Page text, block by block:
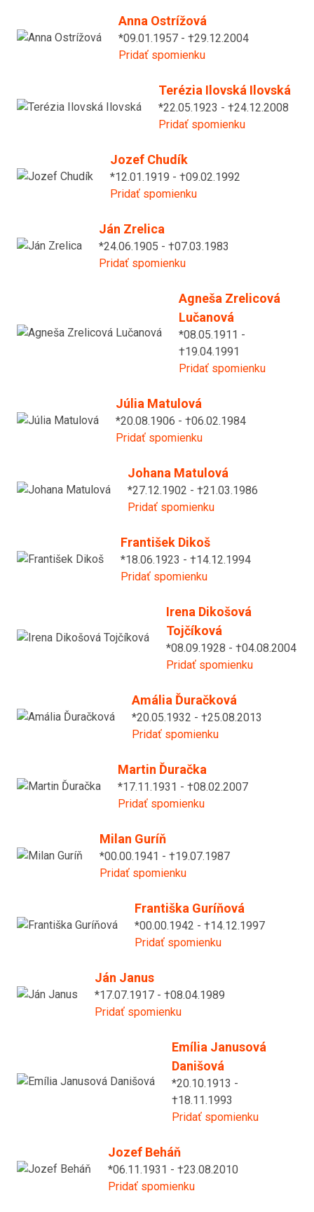
Anna Ostrížová
*09.01.1957 - †29.12.2004
Pridať spomienku
Terézia Ilovská Ilovská
*22.05.1923 - †24.12.2008
Pridať spomienku
Jozef Chudík
*12.01.1919 - †09.02.1992
Pridať spomienku
Ján Zrelica
*24.06.1905 - †07.03.1983
Pridať spomienku
Agneša Zrelicová
Lučanová
*08.05.1911 -
†19.04.1991
Pridať spomienku
Júlia Matulová
*20.08.1906 - †06.02.1984
Pridať spomienku
Johana Matulová
*27.12.1902 - †21.03.1986
Pridať spomienku
František Dikoš
*18.06.1923 - †14.12.1994
Pridať spomienku
Irena Dikošová
Tojčíková
*08.09.1928 - †04.08.2004
Pridať spomienku
Amália Ďuračková
*20.05.1932 - †25.08.2013
Pridať spomienku
Martin Ďuračka
*17.11.1931 - †08.02.2007
Pridať spomienku
Milan Guríň
*00.00.1941 - †19.07.1987
Pridať spomienku
Františka Guríňová
*00.00.1942 - †14.12.1997
Pridať spomienku
Ján Janus
*17.07.1917 - †08.04.1989
Pridať spomienku
Emília Janusová
Danišová
*20.10.1913 -
†18.11.1993
Pridať spomienku
Jozef Beháň
*06.11.1931 - †23.08.2010
Pridať spomienku